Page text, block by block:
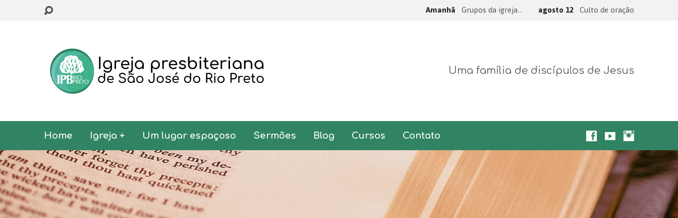
Amanhã Grupos da igreja… agosto 12 Culto de oração
Uma família de discípulos de Jesus
Home Igreja + Um lugar espaçoso Sermões Blog Cursos Contato